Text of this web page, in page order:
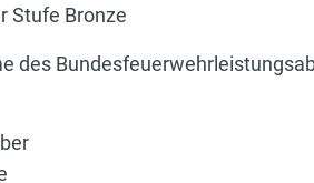
Stufe Bronze
des